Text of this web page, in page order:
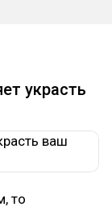
украсть
то